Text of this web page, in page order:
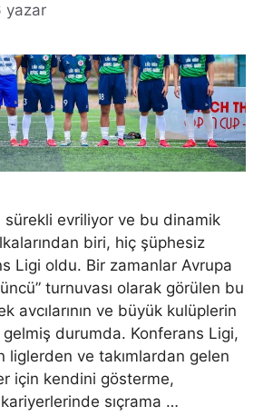
yazar
sürekli evriliyor ve bu dinamik
biri, hiç şüphesiz
Ligi oldu. Bir zamanlar Avrupa
turnuvası olarak görülen bu
avcılarının ve büyük kulüplerin
durumda. Konferans Ligi,
liglerden ve takımlardan gelen
için kendini gösterme,
kariyerlerinde sıçrama …